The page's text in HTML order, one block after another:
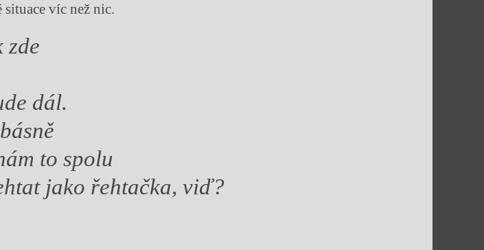
situace víc než nic.
zde
dál.
to spolu
jako řehtačka, viď?